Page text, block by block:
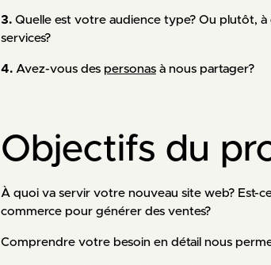
3.Quelle est votre audience type? Ou plutôt,
services?
4.Avez-vous des personasà nous partager?
Objectifs du
À quoi va servir votre nouveau site web? Est-
commerce pour générer des ventes?
Comprendre votre besoin en détail nous